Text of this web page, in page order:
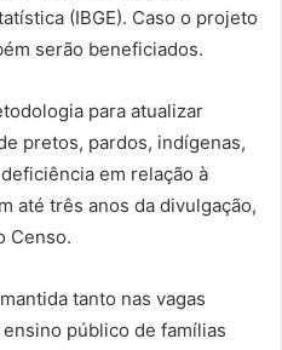
(IBGE). Caso o projeto
serão beneficiados.
para atualizar
pretos, pardos, indígenas,
em relação à
até três anos da divulgação,
Censo.
tanto nas vagas
público de famílias